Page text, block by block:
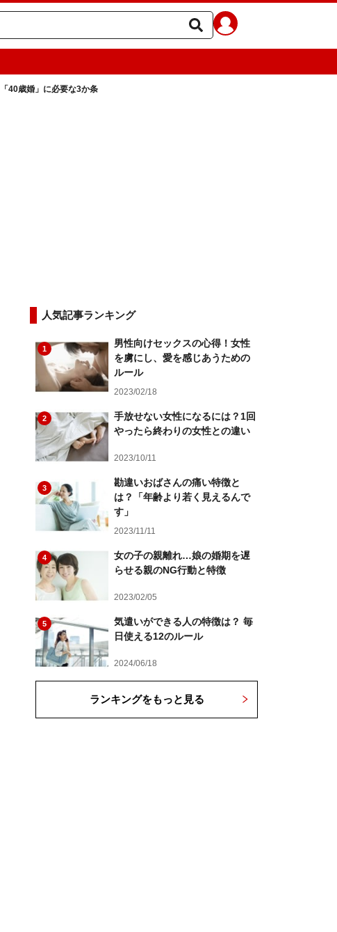
40歳婚」に必要な3か条
人気記事ランキング
1
男性向けセックスの心得！女性
を虜にし、愛を感じあうための
ルール
2023/02/18
2
手放せない女性になるには？1回
やったら終わりの女性との違い
2023/10/11
3
勘違いおばさんの痛い特徴と
は？「年齢より若く見えるんで
す」
2023/11/11
4
女の子の親離れ…娘の婚期を遅
らせる親のNG行動と特徴
2023/02/05
5
気遣いができる人の特徴は？ 毎
日使える12のルール
2024/06/18
ランキングをもっと見る